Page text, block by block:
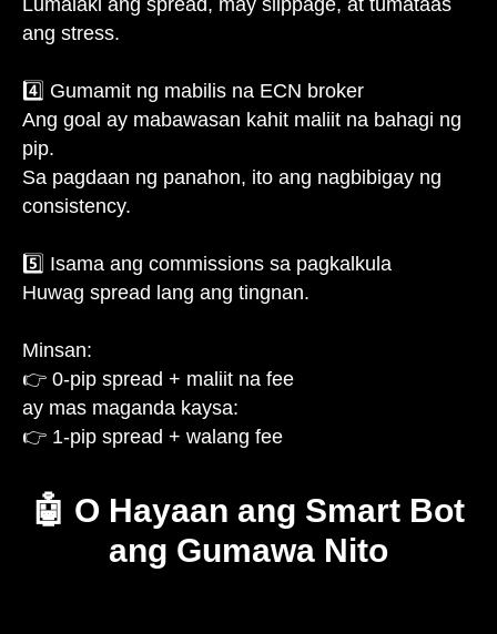
ang stress.
4️⃣ Gumamit ng mabilis na ECN broker
Ang goal ay mabawasan kahit maliit na bahagi ng
pip.
Sa pagdaan ng panahon, ito ang nagbibigay ng
consistency.
5️⃣ Isama ang commissions sa pagkalkula
Huwag spread lang ang tingnan.
Minsan:
👉 0-pip spread + maliit na fee
ay mas maganda kaysa:
👉 1-pip spread + walang fee
🤖 O Hayaan ang Smart Bot
ang Gumawa Nito